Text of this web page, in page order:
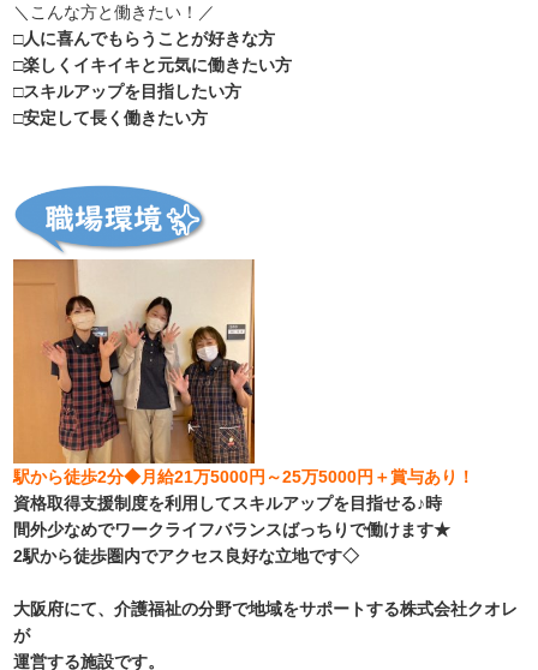
＼こんな方と働きたい！／
□人に喜んでもらうことが好きな方
□楽しくイキイキと元気に働きたい方
□スキルアップを目指したい方
□安定して長く働きたい方
駅から徒歩2分◆月給21万5000円～25万5000円＋賞与あり！
資格取得支援制度を利用してスキルアップを目指せる♪時
間外少なめでワークライフバランスばっちりで働けます★
2駅から徒歩圏内でアクセス良好な立地です◇
大阪府にて、介護福祉の分野で地域をサポートする株式会社クオレ
が
運営する施設です。